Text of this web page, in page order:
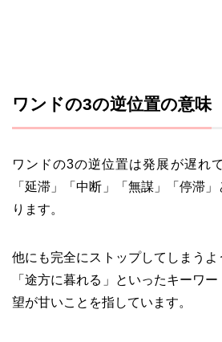
ワンドの3の逆位置の意味
ワンドの3の逆位置は発展が遅れ
「延滞」「中断」「無謀」「停滞
ります。
他にも完全にストップしてしまうよ
「途方に暮れる」といったキーワ
望が甘いことを指しています。